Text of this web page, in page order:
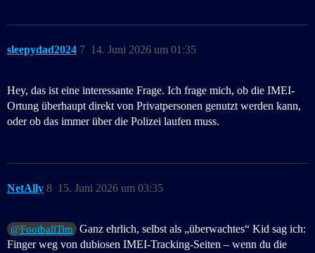
sleepydad2024 14. Juni 2026 um 01:35
7
Hey, das ist eine interessante Frage. Ich frage mich, ob die IMEI-
Ortung überhaupt direkt von Privatpersonen genutzt werden kann,
oder ob das immer über die Polizei laufen muss.
NetAlly 15. Juni 2026 um 03:35
8
@FootballTim Ganz ehrlich, selbst als „überwachtes“ Kid sag ich:
Finger weg von dubiosen IMEI-Tracking-Seiten – wenn du die